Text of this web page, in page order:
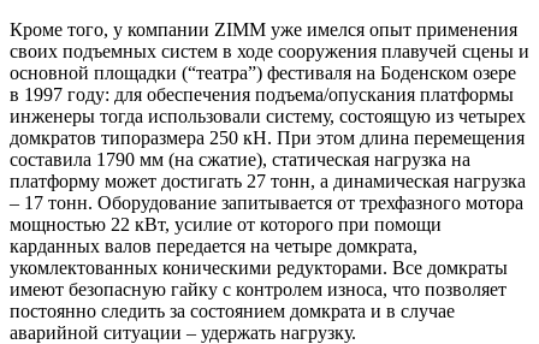
Кроме того, у компании ZIMM уже имелся опыт применения
своих подъемных систем в ходе сооружения плавучей сцены и
основной площадки (“театра”) фестиваля на Боденском озере
в 1997 году: для обеспечения подъема/опускания платформы
инженеры тогда использовали систему, состоящую из четырех
домкратов типоразмера 250 кН. При этом длина перемещения
составила 1790 мм (на сжатие), статическая нагрузка на
платформу может достигать 27 тонн, а динамическая нагрузка
– 17 тонн. Оборудование запитывается от трехфазного мотора
мощностью 22 кВт, усилие от которого при помощи
карданных валов передается на четыре домкрата,
укомлектованных коническими редукторами. Все домкраты
имеют безопасную гайку с контролем износа, что позволяет
постоянно следить за состоянием домкрата и в случае
аварийной ситуации – удержать нагрузку.